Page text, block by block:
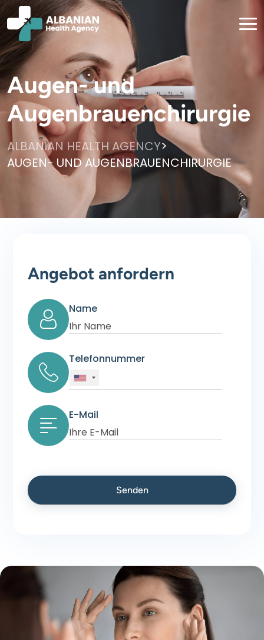
Augen- und
Augenbrauenchirurgie
ALBANIAN HEALTH AGENCY>
AUGEN- UND AUGENBRAUENCHIRURGIE
Angebot anfordern
Name
Telefonnummer
E-Mail